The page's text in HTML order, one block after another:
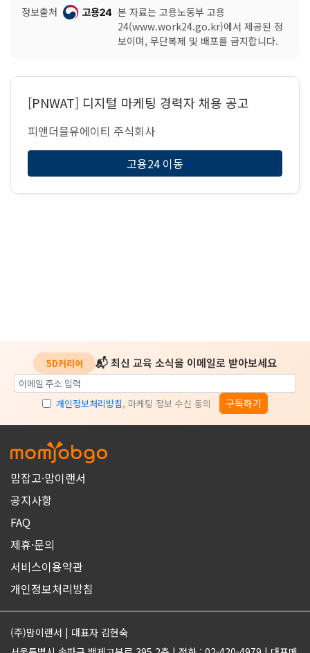
정보출처
본 자료는 고용노동부 고용
24(www.work24.go.kr)에서 제공된 정
보이며, 무단복제 및 배포를 금지합니다.
[PNWAT] 디지털 마케팅 경력자 채용 공고
피앤더블유에이티 주식회사
고용24 이동
5D커리어 📬 최신 교육 소식을 이메일로 받아보세요
개인정보처리방침, 마케팅 정보 수신 동의 구독하기
맘잡고·맘이랜서
공지사항
FAQ
제휴·문의
서비스이용약관
개인정보처리방침
(주)맘이랜서 | 대표자 김현숙